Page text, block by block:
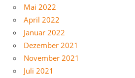
Mai 2022
April 2022
Januar 2022
Dezember 2021
November 2021
Juli 2021